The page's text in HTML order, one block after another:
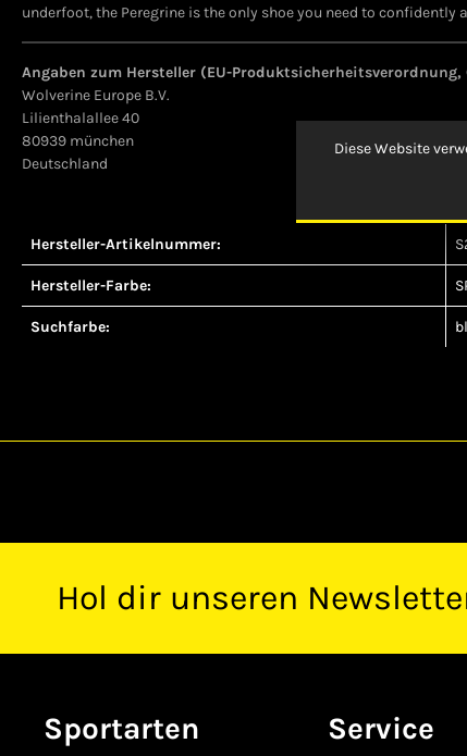
underfoot, the Peregrine is the only shoe you need to confidently
Angaben zum Hersteller (EU-Produktsicherheitsverordnung,
Wolverine Europe B.V.
Lilienthalallee 40
80939 münchen
Deutschland
Hersteller-Artikelnummer:
Hersteller-Farbe:
Suchfarbe:
Hol dir unseren
Sportarten Service
Diese Website